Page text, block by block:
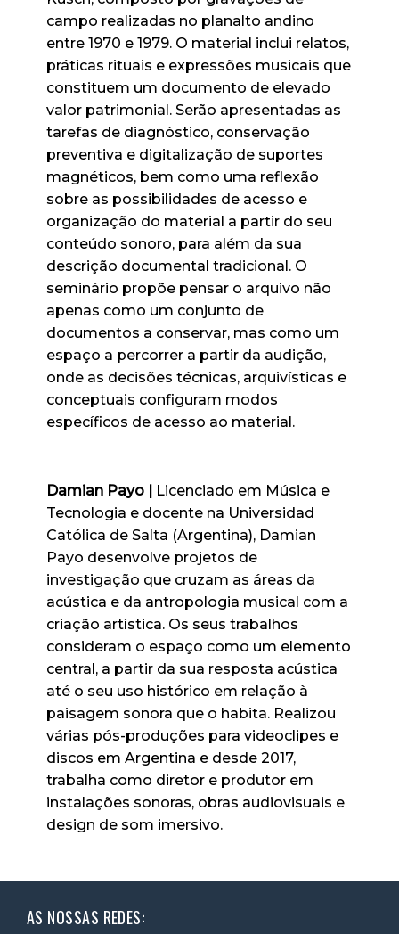
campo realizadas no planalto andino
entre 1970 e 1979. O material inclui relatos,
práticas rituais e expressões musicais que
constituem um documento de elevado
valor patrimonial. Serão apresentadas as
tarefas de diagnóstico, conservação
preventiva e digitalização de suportes
magnéticos, bem como uma reflexão
sobre as possibilidades de acesso e
organização do material a partir do seu
conteúdo sonoro, para além da sua
descrição documental tradicional. O
seminário propõe pensar o arquivo não
apenas como um conjunto de
documentos a conservar, mas como um
espaço a percorrer a partir da audição,
onde as decisões técnicas, arquivísticas e
conceptuais configuram modos
específicos de acesso ao material.
Damian Payo | Licenciado em Música e
Tecnologia e docente na Universidad
Católica de Salta (Argentina), Damian
Payo desenvolve projetos de
investigação que cruzam as áreas da
acústica e da antropologia musical com a
criação artística. Os seus trabalhos
consideram o espaço como um elemento
central, a partir da sua resposta acústica
até o seu uso histórico em relação à
paisagem sonora que o habita. Realizou
várias pós-produções para videoclipes e
discos em Argentina e desde 2017,
trabalha como diretor e produtor em
instalações sonoras, obras audiovisuais e
design de som imersivo.
AS NOSSAS REDES: